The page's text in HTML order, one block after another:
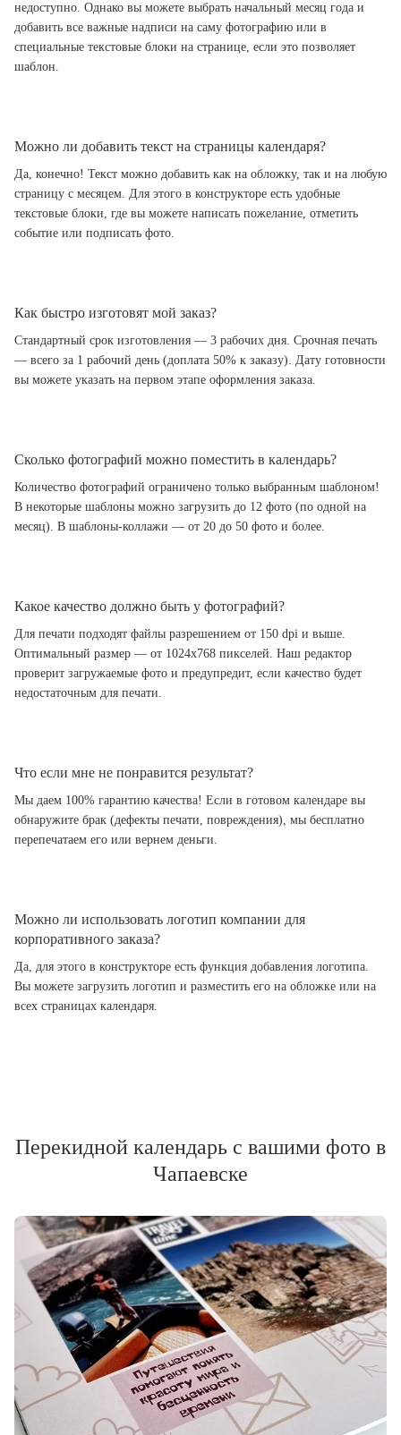
недоступно. Однако вы можете выбрать начальный месяц года и
добавить все важные надписи на саму фотографию или в
специальные текстовые блоки на странице, если это позволяет
шаблон.
Можно ли добавить текст на страницы календаря?
Да, конечно! Текст можно добавить как на обложку, так и на любую
страницу с месяцем. Для этого в конструкторе есть удобные
текстовые блоки, где вы можете написать пожелание, отметить
событие или подписать фото.
Как быстро изготовят мой заказ?
Стандартный срок изготовления — 3 рабочих дня. Срочная печать
— всего за 1 рабочий день (доплата 50% к заказу). Дату готовности
вы можете указать на первом этапе оформления заказа.
Сколько фотографий можно поместить в календарь?
Количество фотографий ограничено только выбранным шаблоном!
В некоторые шаблоны можно загрузить до 12 фото (по одной на
месяц). В шаблоны-коллажи — от 20 до 50 фото и более.
Какое качество должно быть у фотографий?
Для печати подходят файлы разрешением от 150 dpi и выше.
Оптимальный размер — от 1024x768 пикселей. Наш редактор
проверит загружаемые фото и предупредит, если качество будет
недостаточным для печати.
Что если мне не понравится результат?
Мы даем 100% гарантию качества! Если в готовом календаре вы
обнаружите брак (дефекты печати, повреждения), мы бесплатно
перепечатаем его или вернем деньги.
Можно ли использовать логотип компании для
корпоративного заказа?
Да, для этого в конструкторе есть функция добавления логотипа.
Вы можете загрузить логотип и разместить его на обложке или на
всех страницах календаря.
Перекидной календарь с вашими фото в
Чапаевске